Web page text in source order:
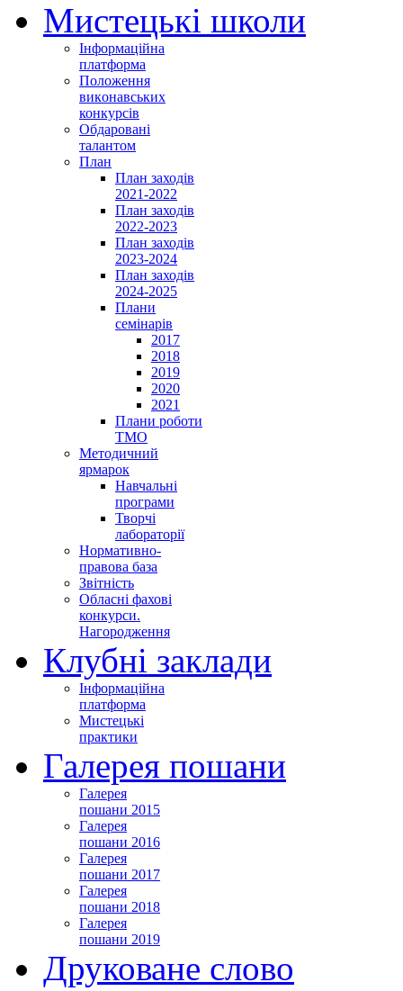
Мистецькі школи
Інформаційна
платформа
Положення
виконавських
конкурсів
Обдаровані
талантом
План
План заходів
2021-2022
План заходів
2022-2023
План заходів
2023-2024
План заходів
2024-2025
Плани
семінарів
2017
2018
2019
2020
2021
Плани роботи
ТМО
Методичний
ярмарок
Навчальні
програми
Творчі
лабораторії
Нормативно-
правова база
Звітність
Обласні фахові
конкурси.
Нагородження
Клубні заклади
Інформаційна
платформа
Мистецькі
практики
Галерея пошани
Галерея
пошани 2015
Галерея
пошани 2016
Галерея
пошани 2017
Галерея
пошани 2018
Галерея
пошани 2019
Друковане слово